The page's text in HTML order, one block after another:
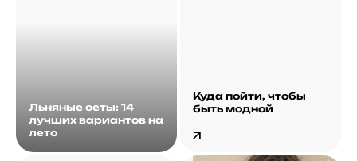
Льняные сеты: 14
лучших вариантов на
лето
Куда пойти, чтобы
быть модной